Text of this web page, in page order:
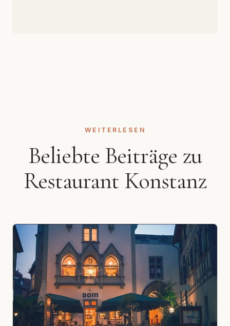
WEITERLESEN
Beliebte Beiträge zu
Restaurant Konstanz